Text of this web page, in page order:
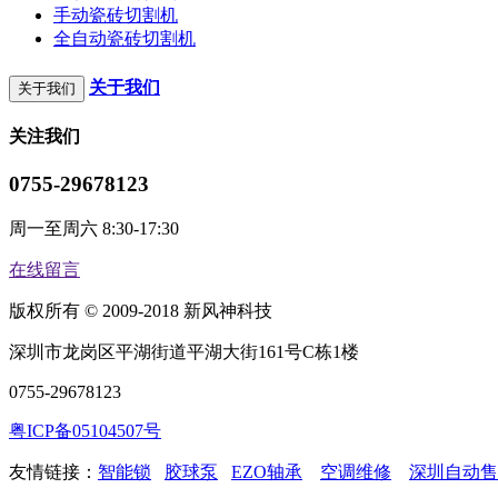
手动瓷砖切割机
全自动瓷砖切割机
关于我们 关于我们
关注我们
0755-29678123
周一至周六 8:30-17:30
在线留言
版权所有 © 2009-2018 新风神科技
深圳市龙岗区平湖街道平湖大街161号C栋1楼
0755-29678123
粤ICP备05104507号
友情链接： 智能锁 胶球泵 EZO轴承 空调维修 深圳自动